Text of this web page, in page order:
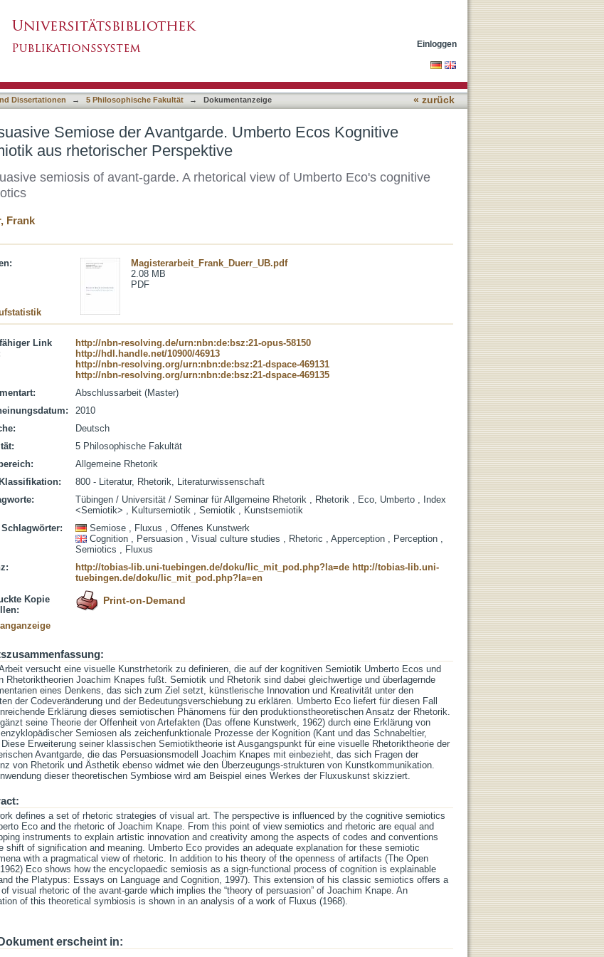
Einloggen
Dissertationen → 5 Philosophische Fakultät → Dokumentanzeige « zurück
Semiose der Avantgarde. Umberto Ecos Kognitive
aus rhetorischer Perspektive
semiosis of avant-garde. A rhetorical view of Umberto Eco's cognitive
Frank
Magisterarbeit_Frank_Duerr_UB.pdf
2.08 MB
PDF
Link
http://nbn-resolving.de/urn:nbn:de:bsz:21-opus-58150
http://hdl.handle.net/10900/46913
http://nbn-resolving.org/urn:nbn:de:bsz:21-dspace-469131
http://nbn-resolving.org/urn:nbn:de:bsz:21-dspace-469135
Abschlussarbeit (Master)
2010
Deutsch
5 Philosophische Fakultät
Allgemeine Rhetorik
800 - Literatur, Rhetorik, Literaturwissenschaft
Tübingen / Universität / Seminar für Allgemeine Rhetorik , Rhetorik , Eco, Umberto , Index
<Semiotik> , Kultursemiotik , Semiotik , Kunstsemiotik
Schlagwörter:
Semiose , Fluxus , Offenes Kunstwerk
Cognition , Persuasion , Visual culture studies , Rhetoric , Apperception , Perception ,
Semiotics , Fluxus
http://tobias-lib.uni-tuebingen.de/doku/lic_mit_pod.php?la=de http://tobias-lib.uni-
tuebingen.de/doku/lic_mit_pod.php?la=en
Kopie
Print-on-Demand
versucht eine visuelle Kunstrhetorik zu definieren, die auf der kognitiven Semiotik Umberto Ecos und
Rhetoriktheorien Joachim Knapes fußt. Semiotik und Rhetorik sind dabei gleichwertige und überlagernde
eines Denkens, das sich zum Ziel setzt, künstlerische Innovation und Kreativität unter den
der Codeveränderung und der Bedeutungsverschiebung zu erklären. Umberto Eco liefert für diesen Fall
Erklärung dieses semiotischen Phänomens für den produktionstheoretischen Ansatz der Rhetorik.
seine Theorie der Offenheit von Artefakten (Das offene Kunstwerk, 1962) durch eine Erklärung von
enzyklopädischer Semiosen als zeichenfunktionale Prozesse der Kognition (Kant und das Schnabeltier,
Diese Erweiterung seiner klassischen Semiotiktheorie ist Ausgangspunkt für eine visuelle Rhetoriktheorie der
Avantgarde, die das Persuasionsmodell Joachim Knapes mit einbezieht, das sich Fragen der
von Rhetorik und Ästhetik ebenso widmet wie den Überzeugungs-strukturen von Kunstkommunikation.
dieser theoretischen Symbiose wird am Beispiel eines Werkes der Fluxuskunst skizziert.
defines a set of rhetoric strategies of visual art. The perspective is influenced by the cognitive semiotics
Eco and the rhetoric of Joachim Knape. From this point of view semiotics and rhetoric are equal and
instruments to explain artistic innovation and creativity among the aspects of codes and conventions
shift of signification and meaning. Umberto Eco provides an adequate explanation for these semiotic
with a pragmatical view of rhetoric. In addition to his theory of the openness of artifacts (The Open
Eco shows how the encyclopaedic semiosis as a sign-functional process of cognition is explainable
the Platypus: Essays on Language and Cognition, 1997). This extension of his classic semiotics offers a
visual rhetoric of the avant-garde which implies the “theory of persuasion” of Joachim Knape. An
of this theoretical symbiosis is shown in an analysis of a work of Fluxus (1968).
erscheint in: